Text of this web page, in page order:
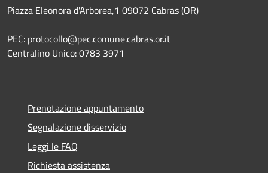
Piazza Eleonora d'Arborea,1 09072 Cabras (OR)
PEC: protocollo@pec.comune.cabras.or.it
Centralino Unico: 0783 3971
Prenotazione appuntamento
Segnalazione disservizio
Leggi le FAQ
Richiesta assistenza